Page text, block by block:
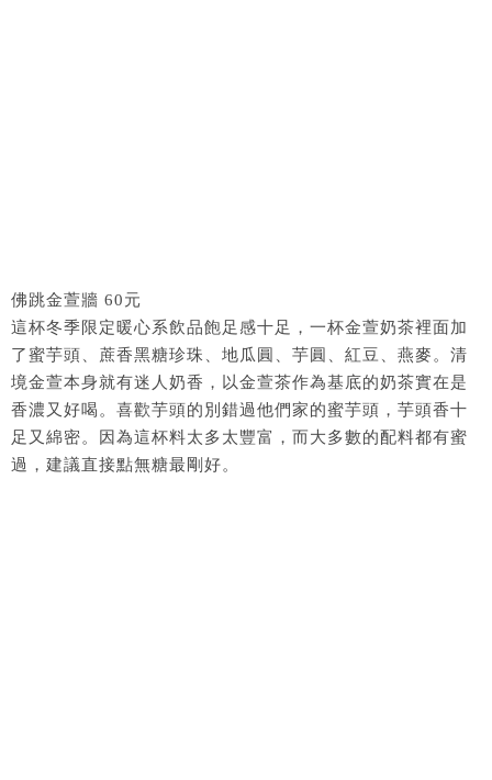
佛跳金萱牆 60元
這杯冬季限定暖心系飲品飽足感十足，一杯金萱奶茶裡面加
了蜜芋頭、蔗香黑糖珍珠、地瓜圓、芋圓、紅豆、燕麥。清
境金萱本身就有迷人奶香，以金萱茶作為基底的奶茶實在是
香濃又好喝。喜歡芋頭的別錯過他們家的蜜芋頭，芋頭香十
足又綿密。因為這杯料太多太豐富，而大多數的配料都有蜜
過，建議直接點無糖最剛好。